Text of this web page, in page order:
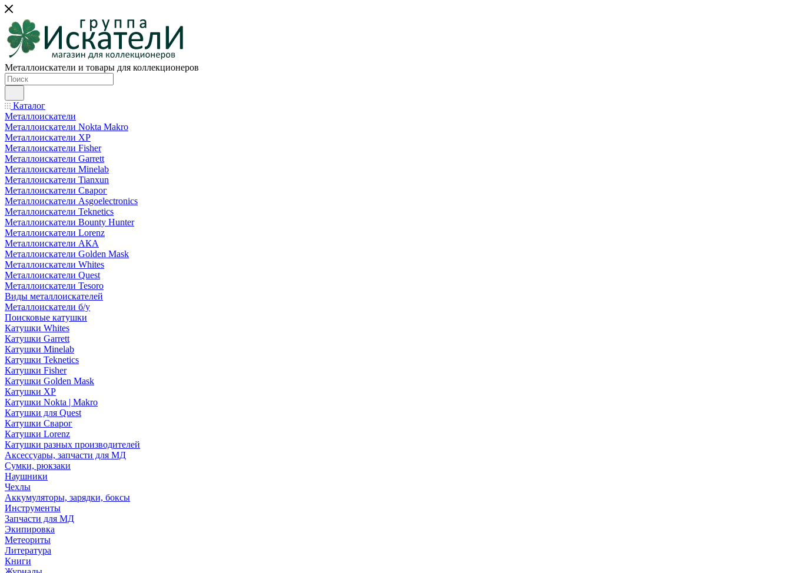
Металлоискатели и товары для коллекционеров
Каталог
Металлоискатели
Металлоискатели Nokta Makro
Металлоискатели XP
Металлоискатели Fisher
Металлоискатели Garrett
Металлоискатели Minelab
Металлоискатели Tianxun
Металлоискатели Сварог
Металлоискатели Asgoelectronics
Металлоискатели Teknetics
Металлоискатели Bounty Hunter
Металлоискатели Lorenz
Металлоискатели АКА
Металлоискатели Golden Mask
Металлоискатели Whites
Металлоискатели Quest
Металлоискатели Tesoro
Виды металлоискателей
Металлоискатели б/у
Поисковые катушки
Катушки Whites
Катушки Garrett
Катушки Minelab
Катушки Teknetics
Катушки Fisher
Катушки Golden Mask
Катушки XP
Катушки Nokta | Makro
Катушки для Quest
Катушки Сварог
Катушки Lorenz
Катушки разных производителей
Аксессуары, запчасти для МД
Сумки, рюкзаки
Наушники
Чехлы
Аккумуляторы, зарядки, боксы
Инструменты
Запчасти для МД
Экипировка
Метеориты
Литература
Книги